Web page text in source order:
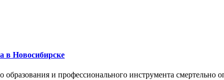
в Новосибирске
и профессионального инструмента смертельно